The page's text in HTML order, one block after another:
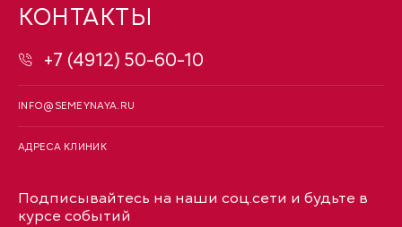
КОНТАКТЫ
+7 (4912) 50-60-10
INFO@SEMEYNAYA.RU
АДРЕСА КЛИНИК
Подписывайтесь на наши соц.сети и будьте в
курсе событий